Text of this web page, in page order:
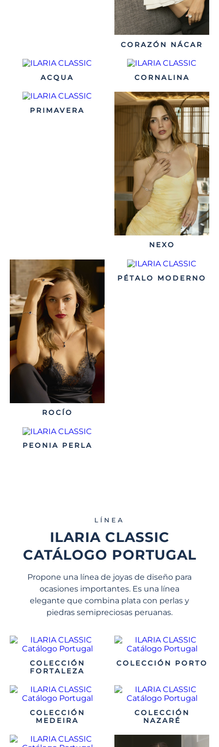
CORAZÓN NÁCAR
ACQUA CORNALINA
PRIMAVERA
NEXO
ROCÍO
PÉTALO MODERNO
PEONIA PERLA
COLECCIÓN
FORTALEZA
LÍNEA
ILARIA CLASSIC
CATÁLOGO PORTUGAL
Propone una línea de joyas de diseño para
ocasiones importantes. Es una línea
elegante que combina plata con perlas y
piedras semipreciosas peruanas.
COLECCIÓN PORTO
COLECCIÓN
MEDEIRA
COLECCIÓN
NAZARÉ